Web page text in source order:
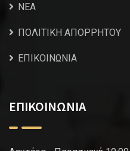
NEA
ΠΟΛΙΤΙΚΗ ΑΠΟΡΡΗΤΟΥ
ΕΠΙΚΟΙΝΩΝΙΑ
ΕΠΙΚΟΙΝΩΝΙΑ